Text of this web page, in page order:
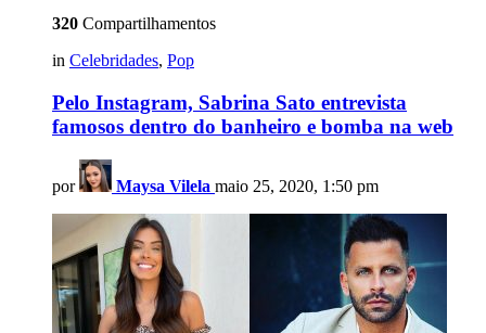
320 Compartilhamentos
in Celebridades, Pop
Pelo Instagram, Sabrina Sato entrevista
famosos dentro do banheiro e bomba na web
por Maysa Vilela maio 25, 2020, 1:50 pm